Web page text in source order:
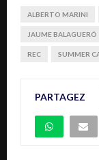
ALBERTO MARINI
JAUME BALAGUERÓ
REC SUMMER
PARTAGEZ